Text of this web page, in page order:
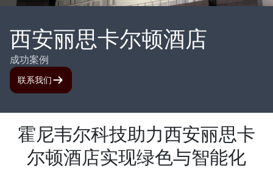
西安丽思卡尔顿酒店
成功案例
联系我们
霍尼韦尔科技助力西安丽思卡
尔顿酒店实现绿色与智能化